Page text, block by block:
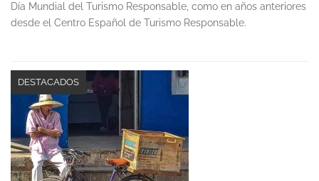
Día Mundial del Turismo Responsable, como en años anteriores
desde el Centro Español de Turismo Responsable.
DESTACADOS